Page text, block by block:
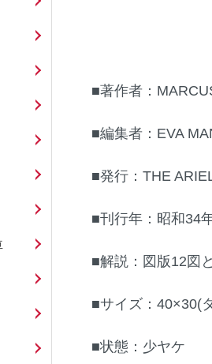
■著作者：
■編集者：EVA
■発行：THE
■刊行年：昭和34
■解説：図版12図
■サイズ：40×30(
■状態：少ヤケ